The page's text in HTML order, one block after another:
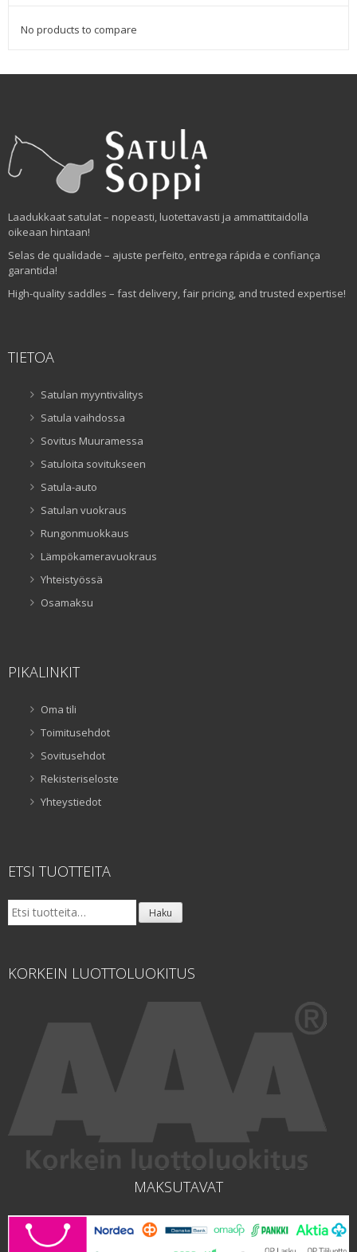
No products to compare
Laadukkaat satulat – nopeasti, luotettavasti ja ammattitaidolla
oikeaan hintaan!
Selas de qualidade – ajuste perfeito, entrega rápida e confiança
garantida!
High-quality saddles – fast delivery, fair pricing, and trusted expertise!
TIETOA
Satulan myyntivälitys
Satula vaihdossa
Sovitus Muuramessa
Satuloita sovitukseen
Satula-auto
Satulan vuokraus
Rungonmuokkaus
Lämpökameravuokraus
Yhteistyössä
Osamaksu
PIKALINKIT
Oma tili
Toimitusehdot
Sovitusehdot
Rekisteriseloste
Yhteystiedot
ETSI TUOTTEITA
Etsi: Haku
KORKEIN LUOTTOLUOKITUS
MAKSUTAVAT